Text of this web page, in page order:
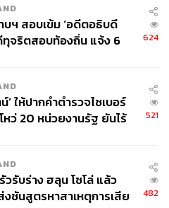
อบระบุแบรนด์
บฯ สอบเข้ม ‘อดีตอธิบดี
ทุจริตสอบท้องถิ่น แจ้ง 6
624
’ ให้ปากคำตำรวจไซเบอร์
หว่ 20 หน่วยงานรัฐ ยันไร้
521
วรับร่าง ฮลุน โซโล่ แล้ว
งชันสูตรหาสาเหตุการเสีย
482